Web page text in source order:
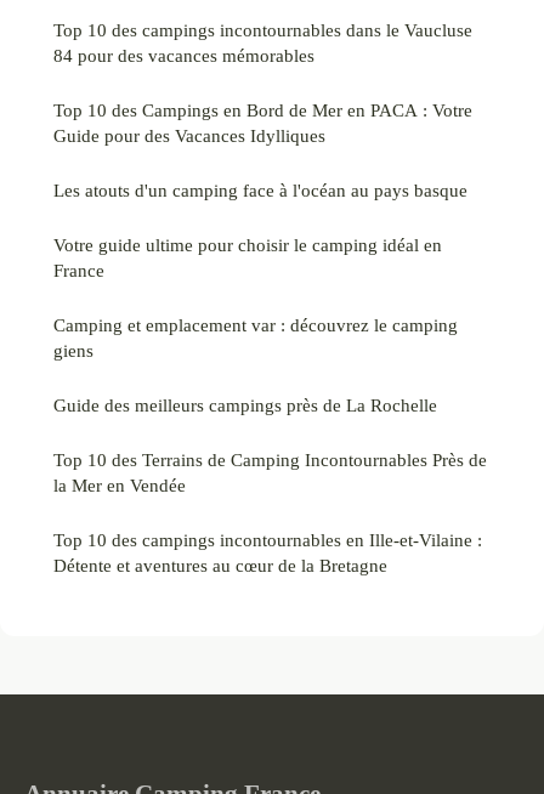
Top 10 des campings incontournables dans le Vaucluse
84 pour des vacances mémorables
Top 10 des Campings en Bord de Mer en PACA : Votre
Guide pour des Vacances Idylliques
Les atouts d'un camping face à l'océan au pays basque
Votre guide ultime pour choisir le camping idéal en
France
Camping et emplacement var : découvrez le camping
giens
Guide des meilleurs campings près de La Rochelle
Top 10 des Terrains de Camping Incontournables Près de
la Mer en Vendée
Top 10 des campings incontournables en Ille-et-Vilaine :
Détente et aventures au cœur de la Bretagne